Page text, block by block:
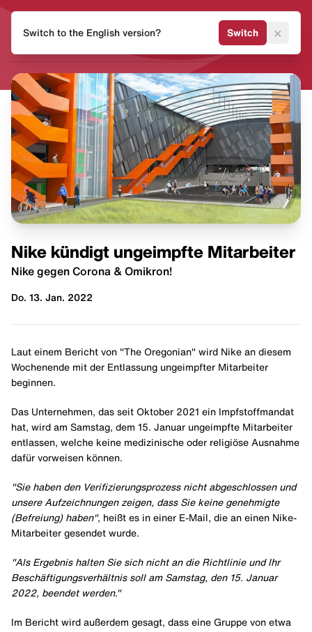
MVMNT
Nike kündigt ungeimpfte Mitarbeiter
Nike gegen Corona & Omikron!
Do. 13. Jan. 2022
Laut einem Bericht von "The Oregonian" wird Nike an diesem
Wochenende mit der Entlassung ungeimpfter Mitarbeiter
beginnen.
Das Unternehmen, das seit Oktober 2021 ein Impfstoffmandat
hat, wird am Samstag, dem 15. Januar ungeimpfte Mitarbeiter
entlassen, welche keine medizinische oder religiöse Ausnahme
dafür vorweisen können.
"Sie haben den Verifizierungsprozess nicht abgeschlossen und
unsere Aufzeichnungen zeigen, dass Sie keine genehmigte
(Befreiung) haben", heißt es in einer E-Mail, die an einen Nike-
Mitarbeiter gesendet wurde.
"Als Ergebnis halten Sie sich nicht an die Richtlinie und Ihr
Beschäftigungsverhältnis soll am Samstag, den 15. Januar
2022, beendet werden."
Im Bericht wird außerdem gesagt, dass eine Gruppe von etwa
Switch to the English version? Switch ×